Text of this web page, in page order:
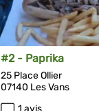
#2 - Paprika
25 Place Ollier
07140 Les Vans
1 avis